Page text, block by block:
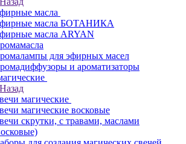
масла
масла БОТАНИКА
масла ARYAN
для эфирных масел
и ароматизаторы
Назад
магические
магические восковые
скрутки, с травами, маслами